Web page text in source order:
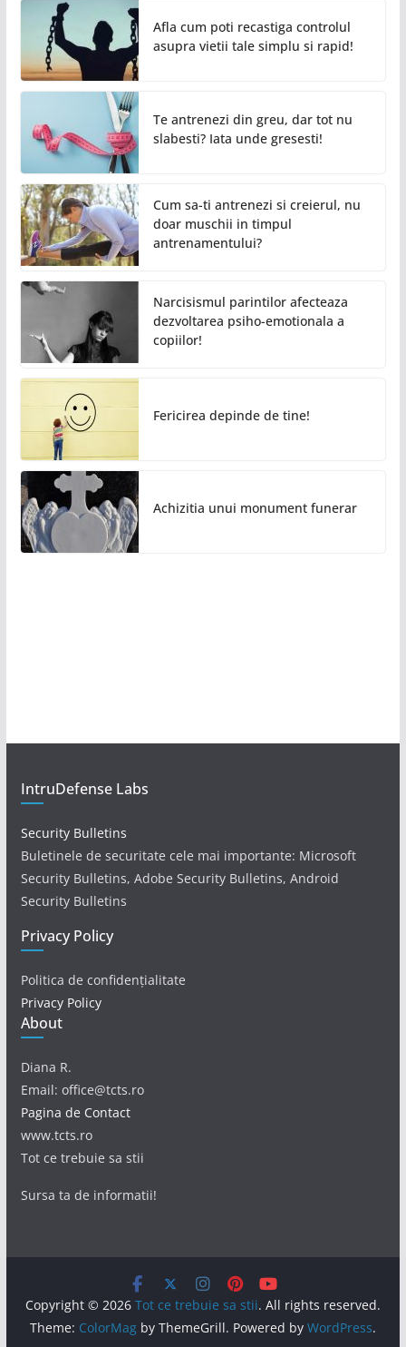
Afla cum poti recastiga controlul
asupra vietii tale simplu si rapid!
Te antrenezi din greu, dar tot nu
slabesti? Iata unde gresesti!
Cum sa-ti antrenezi si creierul, nu
doar muschii in timpul
antrenamentului?
Narcisismul parintilor afecteaza
dezvoltarea psiho-emotionala a
copiilor!
Fericirea depinde de tine!
Achizitia unui monument funerar
IntruDefense Labs
Security Bulletins
Buletinele de securitate cele mai importante: Microsoft
Security Bulletins, Adobe Security Bulletins, Android
Security Bulletins
Privacy Policy
Politica de confidențialitate
Privacy Policy
About
Diana R.
Email: office@tcts.ro
Pagina de Contact
www.tcts.ro
Tot ce trebuie sa stii
Sursa ta de informatii!
Copyright © 2026 Tot ce trebuie sa stii. All rights reserved.
Theme: ColorMagby ThemeGrill. Powered by WordPress.